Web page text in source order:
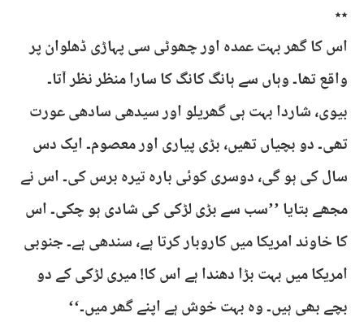
٭٭
اس کا گھر بہت عمدہ اور چھوٹی سی پہاڑی ڈھلوان پر
واقع تھا۔ وہاں سے ہانگ کانگ کا سارا منظر نظر آتا۔
بیوی، شاردا بہت ہی گھریلو اور سیدھی سادھی عورت
تھی۔ دو بچیاں تھیں، بڑی پیاری اور معصوم۔ ایک دس
سال کی ہو گی، دوسری کوئی بارہ تیرہ برس کی۔ اس نے
مجھے بتایا ’’سب سے بڑی لڑکی کی شادی ہو چکی۔ اس
کا خاوند امریکا میں کاروبار کرتا ہے، سندھی ہے۔ جنوبی
امریکا میں بہت بڑا دھندا ہے اس کا! میری لڑکی کے دو
بچے بھی ہیں۔ وہ بہت خوش ہے اپنے گھر میں۔‘‘